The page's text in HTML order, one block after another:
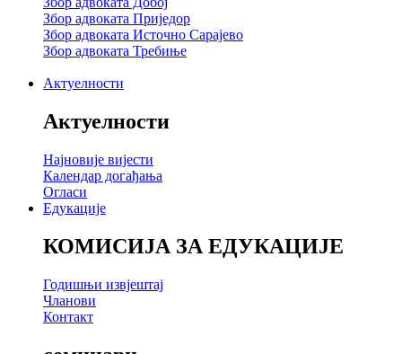
Збор адвоката Приједор
Збор адвоката Источно Сарајево
Збор адвоката Требиње
Актуелности
Актуелности
Најновије вијести
Календар догађања
Огласи
Едукације
КОМИСИЈА ЗА ЕДУКАЦИЈЕ
Годишњи извјештај
Чланови
Контакт